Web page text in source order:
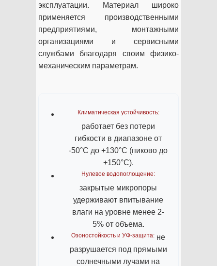
эксплуатации. Материал широко
применяется производственными
предприятиями, монтажными
организациями и сервисными
службами благодаря своим физико-
механическим параметрам.
Климатическая устойчивость:
работает без потери
гибкости в диапазоне от
-50°C до +130°C (пиково до
+150°C).
Нулевое водопоглощение:
закрытые микропоры
удерживают впитывание
влаги на уровне менее 2-
5% от объема.
Озоностойкость и УФ-защита: не
разрушается под прямыми
солнечными лучами на